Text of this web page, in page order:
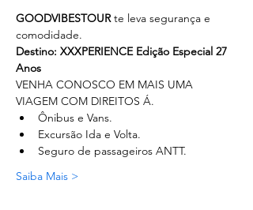
GOODVIBESTOUR te leva segurança e
comodidade.
Destino: XXXPERIENCE Edição Especial 27
Anos
VENHA CONOSCO EM MAIS UMA
VIAGEM COM DIREITOS Á.
Ônibus e Vans.
Excursão Ida e Volta.
Seguro de passageiros ANTT.
Saiba Mais >